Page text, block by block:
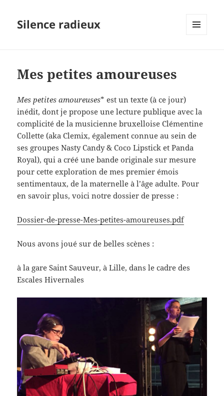
Silence radieux
Mes petites amoureuses
Mes petites amoureuses* est un texte (à ce jour)
inédit, dont je propose une lecture publique avec la
complicité de la musicienne bruxelloise Clémentine
Collette (aka Clemix, également connue au sein de
ses groupes Nasty Candy & Coco Lipstick et Panda
Royal), qui a créé une bande originale sur mesure
pour cette exploration de mes premier émois
sentimentaux, de la maternelle à l’âge adulte. Pour
en savoir plus, voici notre dossier de presse :
Dossier-de-presse-Mes-petites-amoureuses.pdf
Nous avons joué sur de belles scènes :
à la gare Saint Sauveur, à Lille, dans le cadre des
Escales Hivernales